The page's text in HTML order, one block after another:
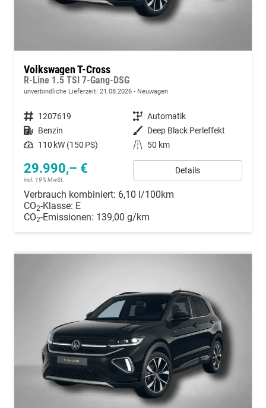
Volkswagen T-Cross
R-Line 1.5 TSI 7-Gang-DSG
unverbindliche Lieferzeit: 21.08.2026 Neuwagen
Fahrzeugnummer 1207619 Getriebe Automatik
Kraftstoff Benzin Außenfarbe Deep Black Perleffekt
Leistung 110 kW (150 PS) Kilometerstand 50 km
29.990,– €
incl. 19% MwSt.
Details
Verbrauch kombiniert: 6,10 l/100km
CO2-Klasse: E
CO2-Emissionen: 139,00 g/km